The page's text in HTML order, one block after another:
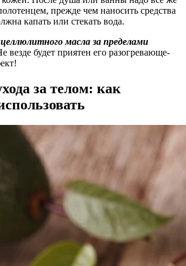
прежде чем наносить средства
капать или стекать вода.
масла за пределами
везде будет приятен его разогревающе-
за телом: как